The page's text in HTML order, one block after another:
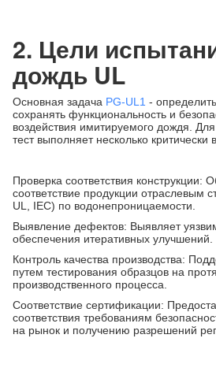
2. Цели
дождь UL
Основная задача PG-UL1 -
сохранять функциональность и
воздействия имитируемого дождя.
тест выполняет несколько критически
Проверка соответствия конструкции:
соответствие продукции отраслевым
UL, IEC) по водонепроницаемости.
Выявление дефектов: Выявляет
обеспечения итеративных улучшений.
Контроль качества производства:
путем тестирования образцов на
производственного процесса.
Соответствие сертификации:
соответствия требованиям
на рынок и получению разрешений